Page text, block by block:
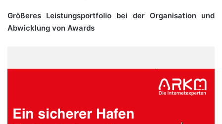
Größeres Leistungsportfolio bei der Organisation und
Abwicklung von Awards